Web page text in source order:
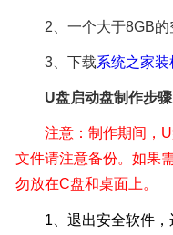
2、一个大于8GB的
3、下载系统之家装
U盘启动盘制作步骤
注意：制作期间，U
文件请注意备份。如果
勿放在C盘和桌面上。
1、 退出安全软件，